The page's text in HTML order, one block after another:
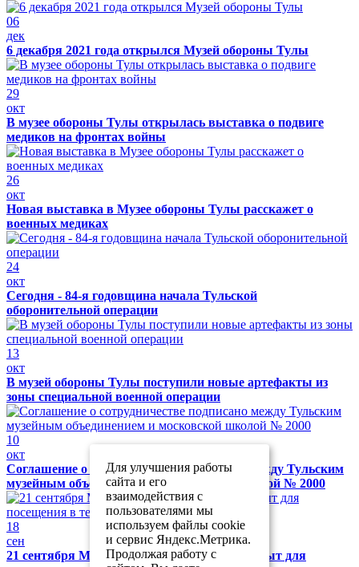
06
дек
6 декабря 2021 года открылся Музей обороны Тулы
29
окт
В музее обороны Тулы открылась выставка о подвиге
медиков на фронтах войны
26
окт
Новая выставка в Музее обороны Тулы расскажет о
военных медиках
24
окт
Сегодня - 84-я годовщина начала Тульской
оборонительной операции
13
окт
В музей обороны Тулы поступили новые артефакты из
зоны специальной военной операции
10
окт
Соглашение о сотрудничестве подписано между Тульским
музейным объединением и московской школой № 2000
18
сен
21 сентября Музей обороны Тулы будет закрыт для
Для улучшения работы
сайта и его
взаимодействия с
пользователями мы
используем файлы cookie
и сервис Яндекс.Метрика.
Продолжая работу с